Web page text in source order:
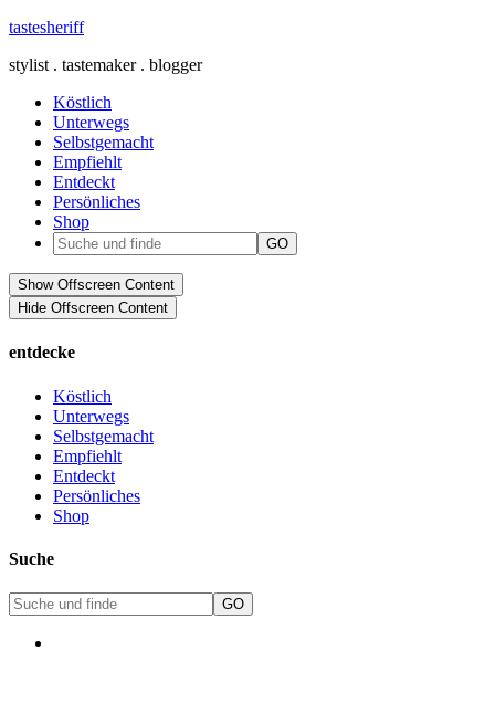
tastesheriff
stylist . tastemaker . blogger
Köstlich
Unterwegs
Selbstgemacht
Empfiehlt
Entdeckt
Persönliches
Shop
Show Offscreen Content
Hide Offscreen Content
entdecke
Köstlich
Unterwegs
Selbstgemacht
Empfiehlt
Entdeckt
Persönliches
Shop
Suche